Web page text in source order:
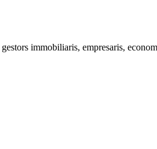
immobiliaris, empresaris,